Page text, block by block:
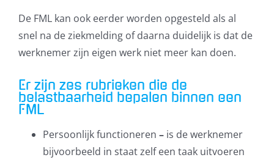
De FML kan ook eerder worden opgesteld als al
snel na de ziekmelding of daarna duidelijk is dat de
werknemer zijn eigen werk niet meer kan doen.
Er zijn zes rubrieken die de
belastbaarheid bepalen binnen een
FML
Persoonlijk functioneren – is de werknemer
bijvoorbeeld in staat zelf een taak uitvoeren
Klik om de PDF te openen in een